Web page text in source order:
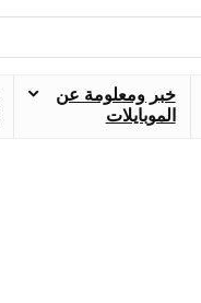
خبر ومعلومة عن
الموبايلات